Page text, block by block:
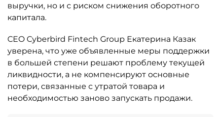
выручки, но и с риском снижения оборотного
капитала.
CEO Cyberbird Fintech Group Екатерина Казак
уверена, что уже объявленные меры поддержки
в большей степени решают проблему текущей
ликвидности, а не компенсируют основные
потери, связанные с утратой товара и
необходимостью заново запускать продажи.